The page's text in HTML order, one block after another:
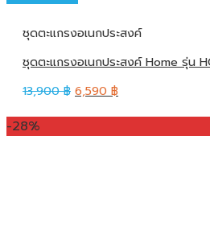
ชุดตะแกรงอเนกประสงค์
ชุดตะแกรงอเนกประสงค์ Home รุ่น
13,900฿ 6,590฿
-28%